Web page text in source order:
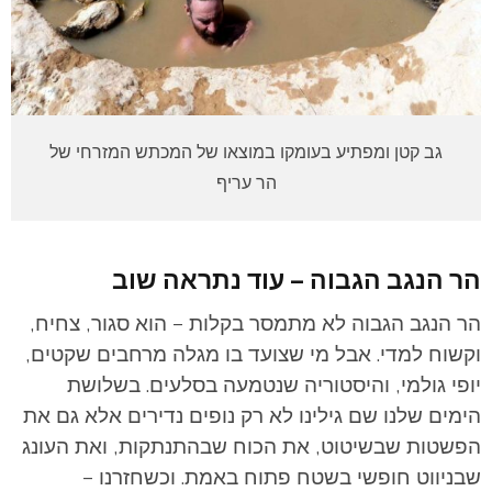
גב קטן ומפתיע בעומקו במוצאו של המכתש המזרחי של
הר עריף
הר הנגב הגבוה – עוד נתראה שוב
הר הנגב הגבוה לא מתמסר בקלות – הוא סגור, צחיח,
וקשוח למדי. אבל מי שצועד בו מגלה מרחבים שקטים,
יופי גולמי, והיסטוריה שנטמעה בסלעים. בשלושת
הימים שלנו שם גילינו לא רק נופים נדירים אלא גם את
הפשטות שבשיטוט, את הכוח שבהתנתקות, ואת העונג
שבניווט חופשי בשטח פתוח באמת. וכשחזרנו –